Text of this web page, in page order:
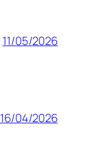
11/05/2026
16/04/2026